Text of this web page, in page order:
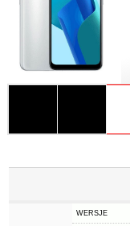
WERSJE